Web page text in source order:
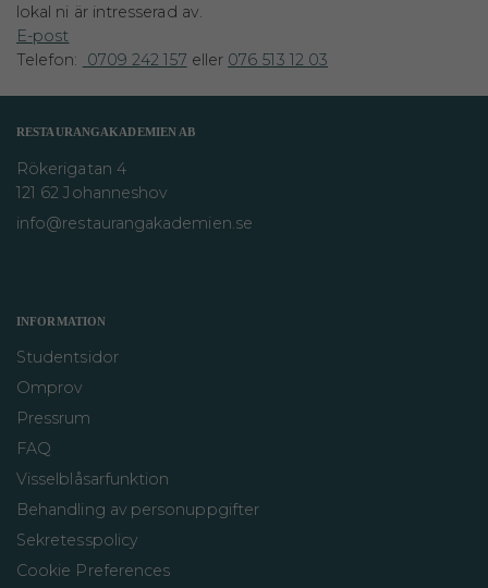
lokal ni är intresserad av.
E-post
Telefon:
0709 242 157 eller 076 513 12 03
RESTAURANGAKADEMIEN AB
Rökerigatan 4
121 62 Johanneshov
info@restaurangakademien.se
INFORMATION
Studentsidor
Omprov
Pressrum
FAQ
Visselblåsarfunktion
Behandling av personuppgifter
Sekretesspolicy
Cookie Preferences